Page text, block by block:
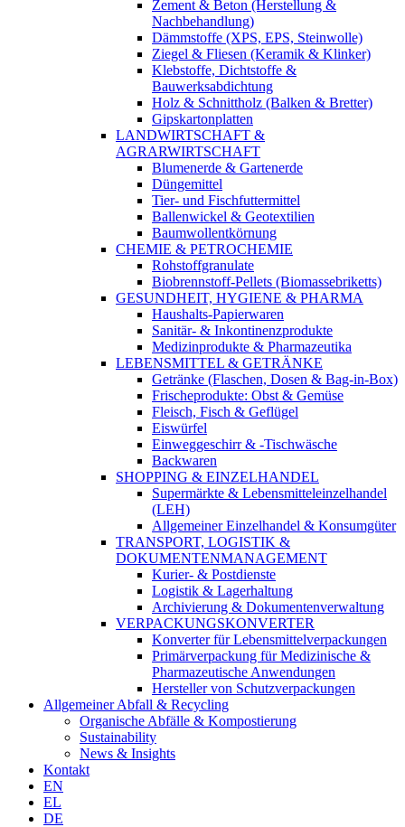
Zement & Beton (Herstellung &
Nachbehandlung)
Dämmstoffe (XPS, EPS, Steinwolle)
Ziegel & Fliesen (Keramik & Klinker)
Klebstoffe, Dichtstoffe &
Bauwerksabdichtung
Holz & Schnittholz (Balken & Bretter)
Gipskartonplatten
LANDWIRTSCHAFT &
AGRARWIRTSCHAFT
Blumenerde & Gartenerde
Düngemittel
Tier- und Fischfuttermittel
Ballenwickel & Geotextilien
Baumwollentkörnung
CHEMIE & PETROCHEMIE
Rohstoffgranulate
Biobrennstoff-Pellets (Biomassebriketts)
GESUNDHEIT, HYGIENE & PHARMA
Haushalts-Papierwaren
Sanitär- & Inkontinenzprodukte
Medizinprodukte & Pharmazeutika
LEBENSMITTEL & GETRÄNKE
Getränke (Flaschen, Dosen & Bag-in-Box)
Frischeprodukte: Obst & Gemüse
Fleisch, Fisch & Geflügel
Eiswürfel
Einweggeschirr & -Tischwäsche
Backwaren
SHOPPING & EINZELHANDEL
Supermärkte & Lebensmitteleinzelhandel
(LEH)
Allgemeiner Einzelhandel & Konsumgüter
TRANSPORT, LOGISTIK &
DOKUMENTENMANAGEMENT
Kurier- & Postdienste
Logistik & Lagerhaltung
Archivierung & Dokumentenverwaltung
VERPACKUNGSKONVERTER
Konverter für Lebensmittelverpackungen
Primärverpackung für Medizinische &
Pharmazeutische Anwendungen
Hersteller von Schutzverpackungen
Allgemeiner Abfall & Recycling
Organische Abfälle & Kompostierung
Sustainability
News & Insights
Kontakt
EN
EL
DE